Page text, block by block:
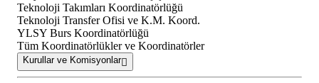
Teknoloji Takımları Koordinatörlüğü
Teknoloji Transfer Ofisi ve K.M. Koord.
YLSY Burs Koordinatörlüğü
Tüm Koordinatörlükler ve Koordinatörler
Kurullar ve Komisyonlar